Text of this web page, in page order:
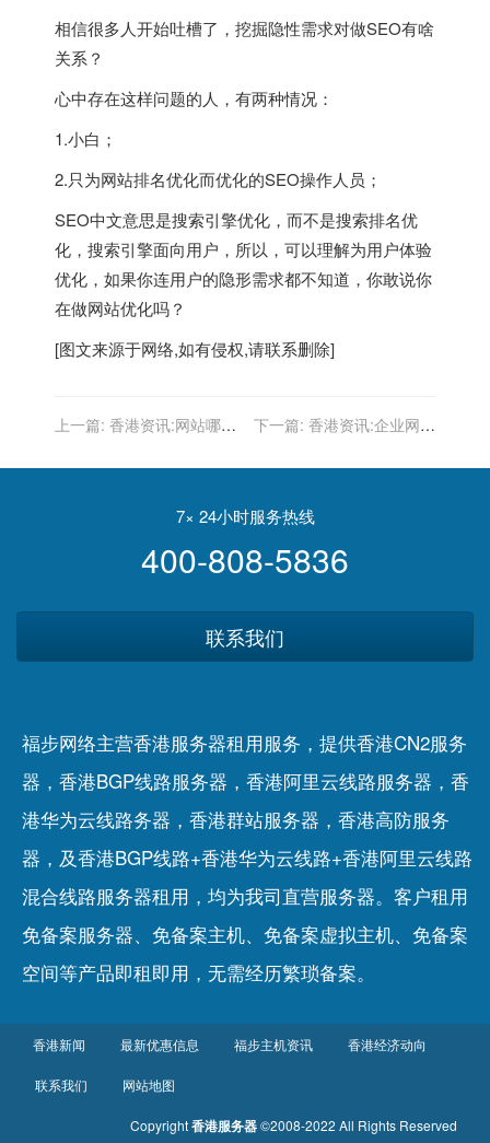
相信很多人开始吐槽了，挖掘隐性需求对做SEO有啥
关系？
心中存在这样问题的人，有两种情况：
1.小白；
2.只为网站排名优化而优化的SEO操作人员；
SEO中文意思是搜索引擎优化，而不是搜索排名优
化，搜索引擎面向用户，所以，可以理解为用户体验
优化，如果你连用户的隐形需求都不知道，你敢说你
在做网站优化吗？
[图文来源于网络,如有侵权,请联系删除]
上一篇: 香港资讯:网站哪些
果？
下一篇: 香港资讯:企业网站
7× 24小时服务热线
400-808-5836
联系我们
福步网络主营香港服务器租用服务，提供香港CN2服务
器，香港BGP线路服务器，香港阿里云线路服务器，香
港华为云线路务器，香港群站服务器，香港高防服务
器，及香港BGP线路+香港华为云线路+香港阿里云线路
混合线路服务器租用，均为我司直营服务器。客户租用
免备案服务器、 免备案主机、 免备案虚拟主机、 免备案
空间等产品即租即用，无需经历繁琐备案。
香港新闻 最新优惠信息 福步主机资讯 香港经济动向
联系我们 网站地图
Copyright香港服务器©2008-2022 All Rights Reserved